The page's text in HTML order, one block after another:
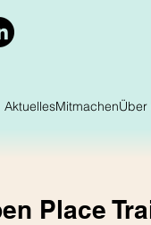
AktuellesMitmachenÜber
Place